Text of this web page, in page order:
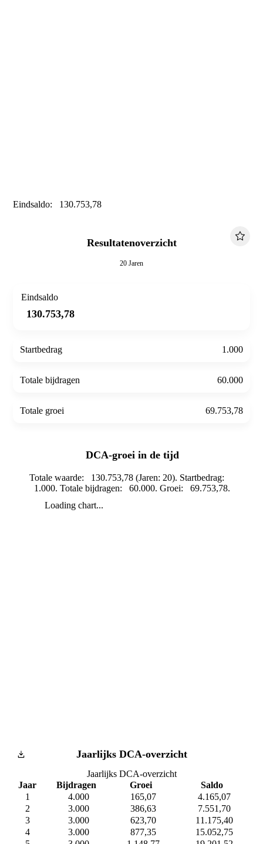
DCA-groei in de tijd
Totale waarde: 130.753,78 (Jaren: 20). Startbedrag:
1.000. Totale bijdragen: 60.000. Groei: 69.753,78.
Loading chart...
Eindsaldo: 130.753,78
Resultatenoverzicht
20 Jaren
Eindsaldo
130.753,78
Startbedrag 1.000
Totale bijdragen 60.000
Totale groei 69.753,78
Jaarlijks DCA-overzicht
Jaarlijks DCA-overzicht
Jaar
Bijdragen Groei
Saldo
1
4.000 165,07
4.165,07
2
3.000 386,63
7.551,70
3
3.000 623,70
11.175,40
4
3.000 877,35
15.052,75